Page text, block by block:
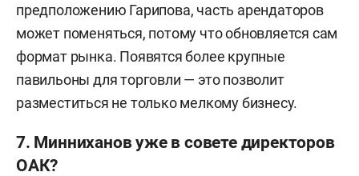
предположению Гарипова, часть арендаторов
может поменяться, потому что обновляется сам
формат рынка. Появятся более крупные
павильоны для торговли — это позволит
разместиться не только мелкому бизнесу.
7. Минниханов уже в совете директоров
ОАК?